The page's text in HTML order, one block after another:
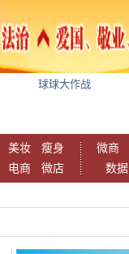
球球大作战
美妆
瘦身
电商 微店
微商
数据